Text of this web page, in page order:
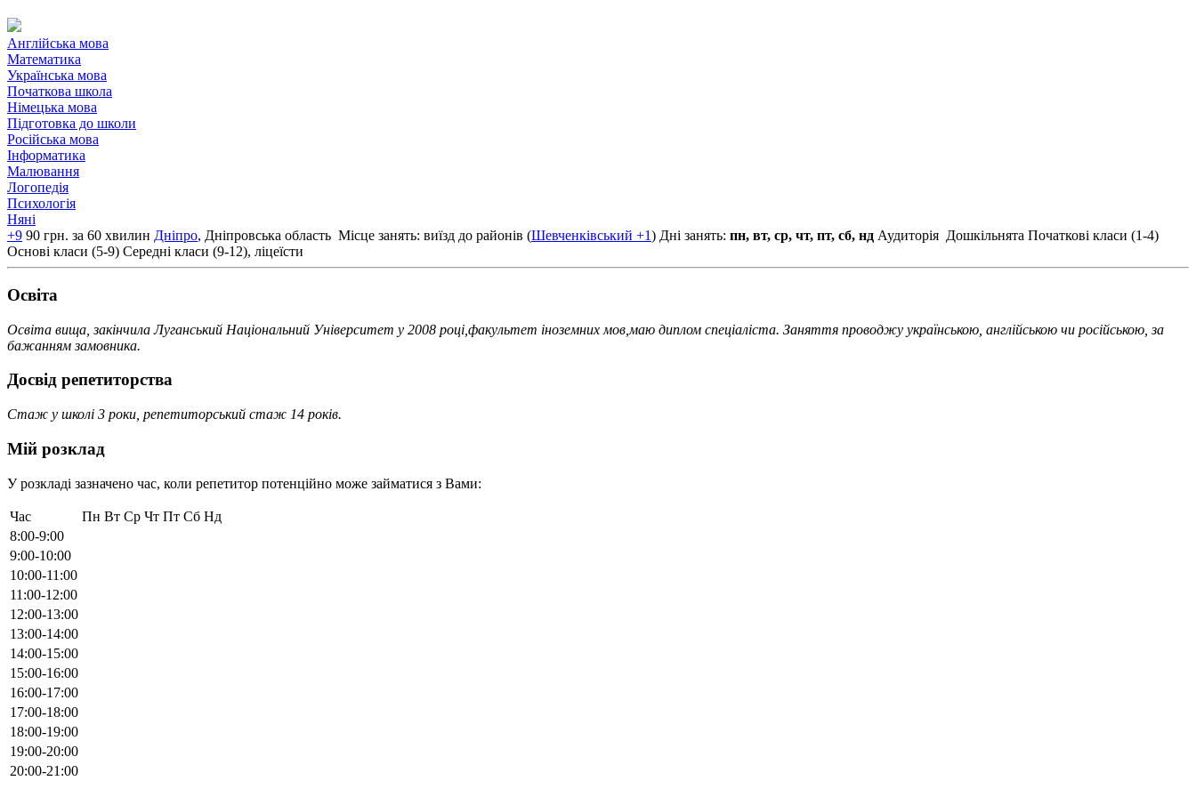
Англійська мова
Математика
Українська мова
Початкова школа
Німецька мова
Підготовка до школи
Російська мова
Інформатика
Малювання
Логопедія
Психологія
Няні
+9 90 грн. за 60 хвилин Дніпро, Дніпровська область Місце занять: виїзд до районів (Шевченківський +1) Дні занять: пн, вт, ср, чт, пт, сб, нд Аудиторія Дошкільнята Початкові класи (1-4)
Основі класи (5-9) Середні класи (9-12), ліцеїсти
Освiта
Освіта вища, закінчила Луганський Національний Університет у 2008 році,факультет іноземних мов,маю диплом спеціаліста. Заняття проводжу українською, англійською чи російською, за
бажанням замовника.
Досвід репетиторства
Стаж у школі 3 роки, репетиторський стаж 14 років.
Мій розклад
У розкладі зазначено час, коли репетитор потенційно може займатися з Вами:
Час Пн Вт Ср Чт Пт Сб Нд
8:00-9:00
9:00-10:00
10:00-11:00
11:00-12:00
12:00-13:00
13:00-14:00
14:00-15:00
15:00-16:00
16:00-17:00
17:00-18:00
18:00-19:00
19:00-20:00
20:00-21:00